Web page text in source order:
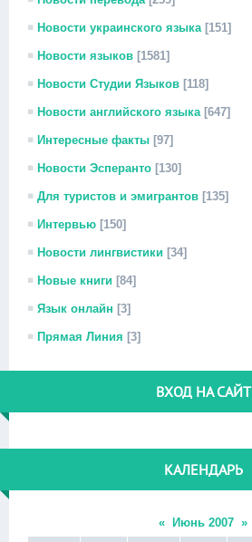
Новости украинского языка [151]
Новости языков [1581]
Новости Студии Языков [118]
Новости английского языка [647]
Интересные факты [97]
Новости Эсперанто [130]
Для туристов и эмигрантов [135]
Интервью [150]
Новости лингвистики [34]
Новые книги [84]
Язык онлайн [3]
Прямая Линия [3]
ВХОД НА САЙТ
КАЛЕНДАРЬ
« Июнь 2007 »